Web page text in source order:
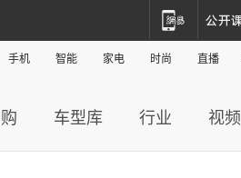
手机 智能 家电 时尚 直播
车型库 行业 视频